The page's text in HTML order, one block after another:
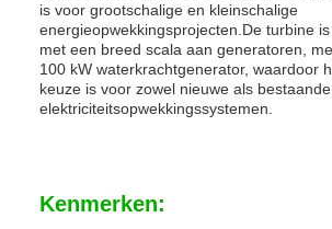
is voor grootschalige en kleinschalige
energieopwekkingsprojecten.De turbine
met een breed scala aan generatoren,
100 kW waterkrachtgenerator, waardoor
keuze is voor zowel nieuwe als bestaande
elektriciteitsopwekkingssystemen.
Kenmerken: